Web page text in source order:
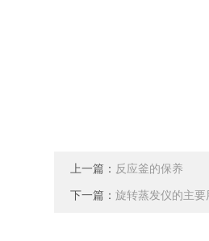
上一篇： 反应釜的保养
下一篇：旋转蒸发仪的主要